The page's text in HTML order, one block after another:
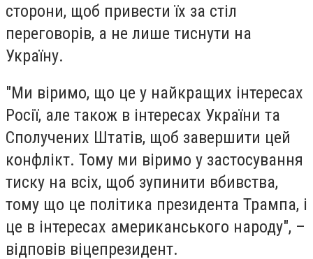
сторони, щоб привести їх за стіл
переговорів, а не лише тиснути на
Україну.
"Ми віримо, що це у найкращих інтересах
Росії, але також в інтересах України та
Сполучених Штатів, щоб завершити цей
конфлікт. Тому ми віримо у застосування
тиску на всіх, щоб зупинити вбивства,
тому що це політика президента Трампа, і
це в інтересах американського народу", –
відповів віцепрезидент.